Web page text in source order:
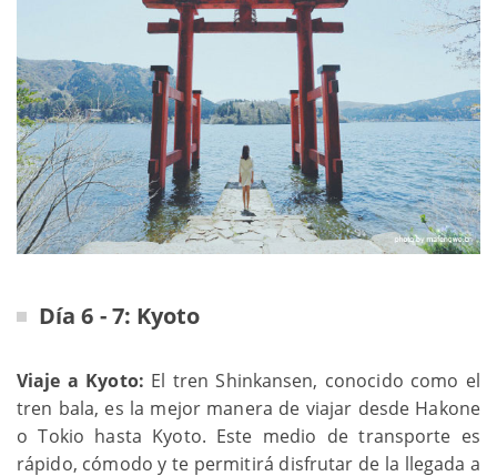
Día 6 - 7: Kyoto
Viaje a Kyoto: El tren Shinkansen, conocido como el
tren bala, es la mejor manera de viajar desde Hakone
o Tokio hasta Kyoto. Este medio de transporte es
rápido, cómodo y te permitirá disfrutar de la llegada a